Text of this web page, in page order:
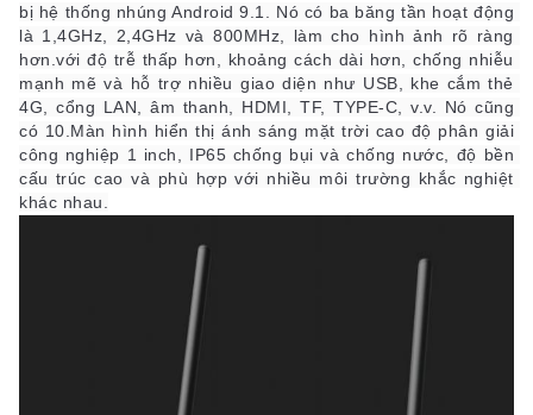
bị hệ thống nhúng Android 9.1. Nó có ba băng tần hoạt động
là 1,4GHz, 2,4GHz và 800MHz, làm cho hình ảnh rõ ràng
hơn.với độ trễ thấp hơn, khoảng cách dài hơn, chống nhiễu
mạnh mẽ và hỗ trợ nhiều giao diện như USB, khe cắm thẻ
4G, cổng LAN, âm thanh, HDMI, TF, TYPE-C, v.v. Nó cũng
có 10.Màn hình hiển thị ánh sáng mặt trời cao độ phân giải
công nghiệp 1 inch, IP65 chống bụi và chống nước, độ bền
cấu trúc cao và phù hợp với nhiều môi trường khắc nghiệt
khác nhau.